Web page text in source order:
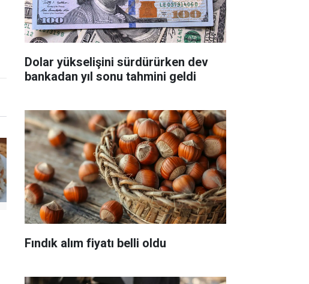
Dolar yükselişini sürdürürken dev
bankadan yıl sonu tahmini geldi
Fındık alım fiyatı belli oldu